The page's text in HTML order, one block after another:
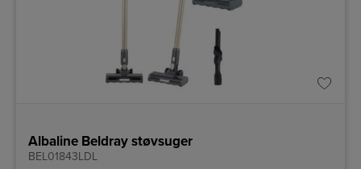
Albaline Beldray støvsuger
BEL01843LDL